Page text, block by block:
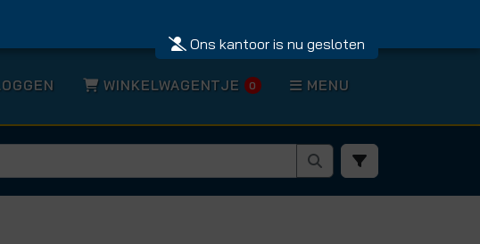
Ons kantoor is nu gesloten
WINKELWAGENTJE 0 MENU